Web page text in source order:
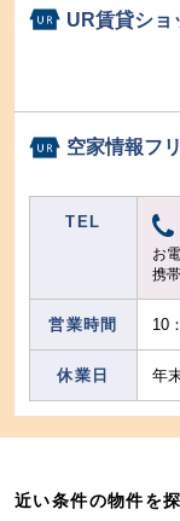
UR賃貸ショ
空家情報フ
TEL
お
携
営業時間 10
休業日 年
近い条件の物件を